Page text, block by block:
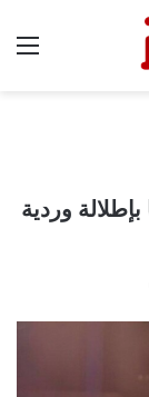
وردية